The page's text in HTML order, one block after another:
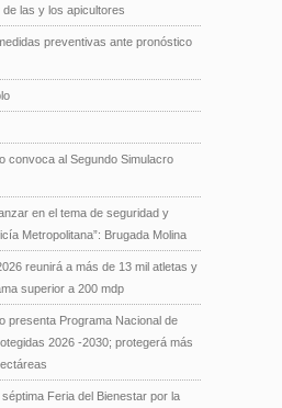
las y los apicultores
preventivas ante pronóstico
convoca al Segundo Simulacro
en el tema de seguridad y
Metropolitana”: Brugada Molina
reunirá a más de 13 mil atletas y
superior a 200 mdp
presenta Programa Nacional de
2026 -2030; protegerá más
Feria del Bienestar por la